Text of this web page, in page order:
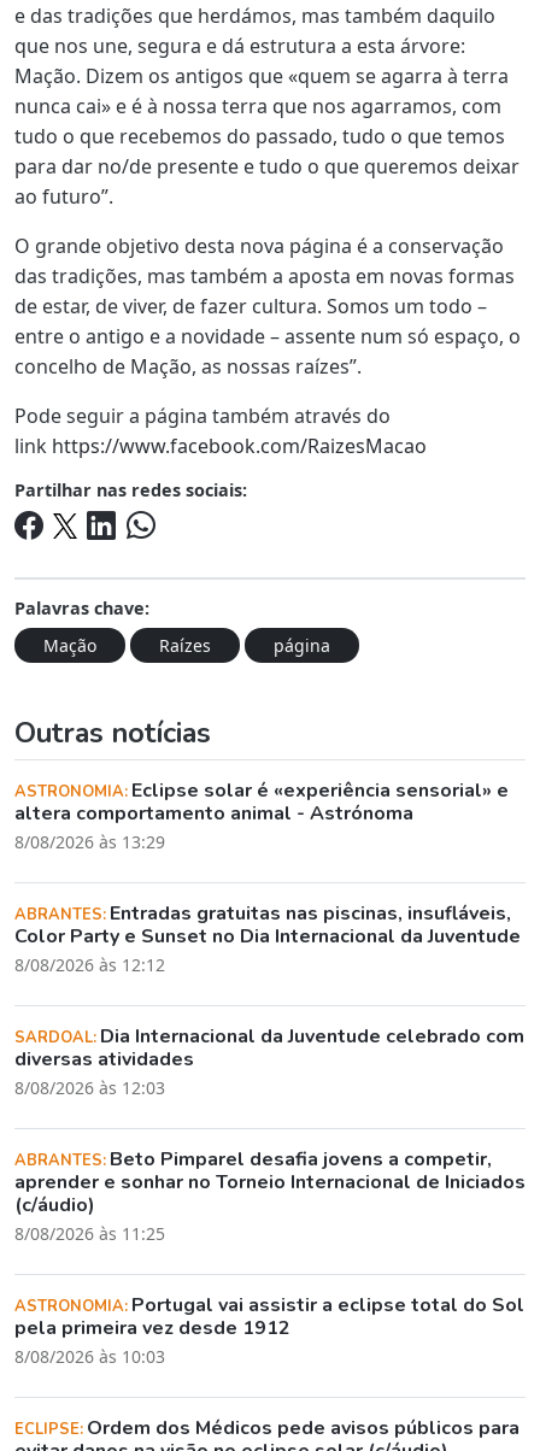
e das tradições que herdámos, mas também daquilo
que nos une, segura e dá estrutura a esta árvore:
Mação. Dizem os antigos que «quem se agarra à terra
nunca cai» e é à nossa terra que nos agarramos, com
tudo o que recebemos do passado, tudo o que temos
para dar no/de presente e tudo o que queremos deixar
ao futuro”.
O grande objetivo desta nova página é a conservação
das tradições, mas também a aposta em novas formas
de estar, de viver, de fazer cultura. Somos um todo –
entre o antigo e a novidade – assente num só espaço, o
concelho de Mação, as nossas raízes”.
Pode seguir a página também através do
link https://www.facebook.com/RaizesMacao
Partilhar nas redes sociais:
Palavras chave:
Mação
Raízes página
Outras notícias
ASTRONOMIA: Eclipse solar é «experiência sensorial» e
altera comportamento animal - Astrónoma
8/08/2026 às 13:29
ABRANTES: Entradas gratuitas nas piscinas, insufláveis,
Color Party e Sunset no Dia Internacional da Juventude
8/08/2026 às 12:12
SARDOAL: Dia Internacional da Juventude celebrado com
diversas atividades
8/08/2026 às 12:03
ABRANTES: Beto Pimparel desafia jovens a competir,
aprender e sonhar no Torneio Internacional de Iniciados
(c/áudio)
8/08/2026 às 11:25
ASTRONOMIA: Portugal vai assistir a eclipse total do Sol
pela primeira vez desde 1912
8/08/2026 às 10:03
ECLIPSE: Ordem dos Médicos pede avisos públicos para